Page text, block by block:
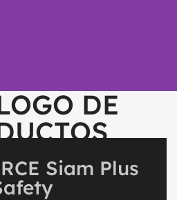
DE
Siam Plus